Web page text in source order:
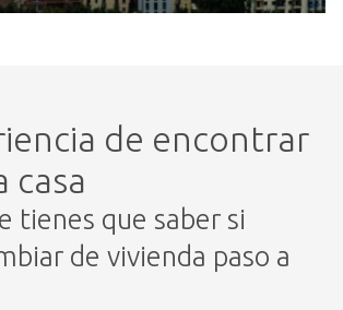
de encontrar
casa
tienes que saber si
de vivienda paso a